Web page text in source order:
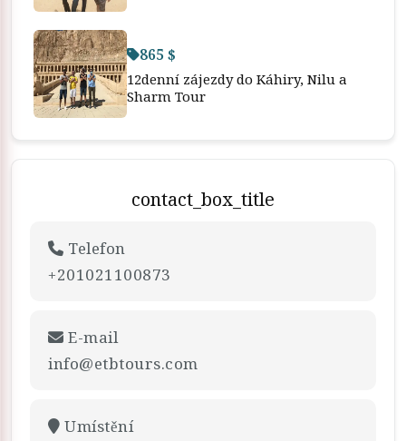
865 $
12denní zájezdy do Káhiry, Nilu a
Sharm Tour
contact_box_title
Telefon
+201021100873
E-mail
info@etbtours.com
Umístění